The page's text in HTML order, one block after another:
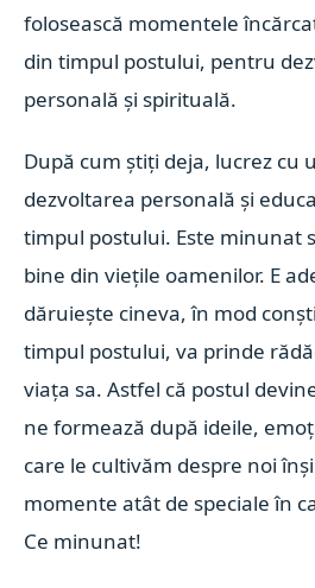
folosească momentele
din timpul postului, pentru
personală și spirituală.
După cum știți deja, lucrez cu
dezvoltarea personală și
timpul postului. Este minunat
bine din viețile oamenilor. E
dăruiește cineva, în mod
timpul postului, va prinde
viața sa. Astfel că postul
ne formează după ideile,
care le cultivăm despre noi
momente atât de speciale în
Ce minunat!